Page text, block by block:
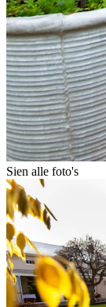
Sien alle foto's